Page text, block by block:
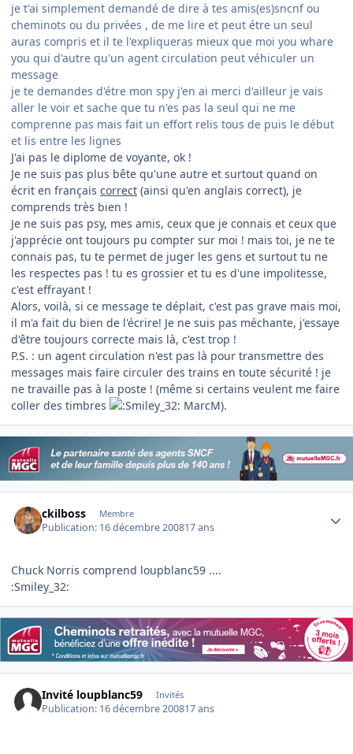
je t'ai simplement demandé de dire à tes amis(es)sncnf ou
cheminots ou du privées , de me lire et peut étre un seul
auras compris et il te l'expliqueras mieux que moi you whare
you qui d'autre qu'un agent circulation peut véhiculer un
message
je te demandes d'étre mon spy j'en ai merci d'ailleur je vais
aller le voir et sache que tu n'es pas la seul qui ne me
comprenne pas mais fait un effort relis tous de puis le début
et lis entre les lignes
J'ai pas le diplome de voyante, ok !
Je ne suis pas plus bête qu'une autre et surtout quand on
écrit en français correct (ainsi qu'en anglais correct), je
comprends très bien !
Je ne suis pas psy, mes amis, ceux que je connais et ceux que
j'apprécie ont toujours pu compter sur moi ! mais toi, je ne te
connais pas, tu te permet de juger les gens et surtout tu ne
les respectes pas ! tu es grossier et tu es d'une impolitesse,
c'est effrayant !
Alors, voilà, si ce message te déplait, c'est pas grave mais moi,
il m'a fait du bien de l'écrire! Je ne suis pas méchante, j'essaye
d'être toujours correcte mais là, c'est trop !
P.S. : un agent circulation n'est pas là pour transmettre des
messages mais faire circuler des trains en toute sécurité ! je
ne travaille pas à la poste ! (même si certains veulent me faire
coller des timbres
MarcM).
ckilboss Membre
Publication: 16 décembre 200817 ans
Chuck Norris comprend loupblanc59 ....
:Smiley_32:
Invité loupblanc59 Invités
Publication: 16 décembre 200817 ans